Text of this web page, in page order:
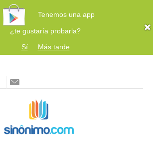
Tenemos una app
¿te gustaría probarla?
Sí
Más tarde